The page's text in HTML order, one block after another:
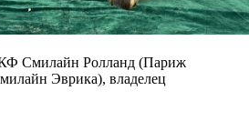
Смилайн Ролланд (Париж
Эврика), владелец